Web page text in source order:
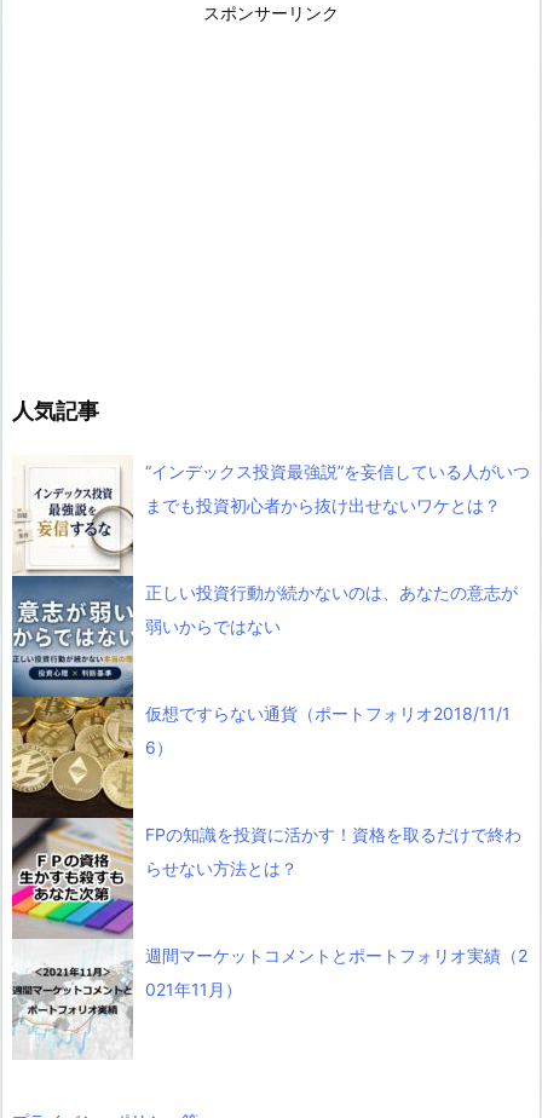
スポンサーリンク
人気記事
“インデックス投資最強説”を妄信している人がいつ
までも投資初心者から抜け出せないワケとは？
正しい投資行動が続かないのは、あなたの意志が
弱いからではない
仮想ですらない通貨（ポートフォリオ2018/11/1
6）
FPの知識を投資に活かす！資格を取るだけで終わ
らせない方法とは？
週間マーケットコメントとポートフォリオ実績（2
021年11月）